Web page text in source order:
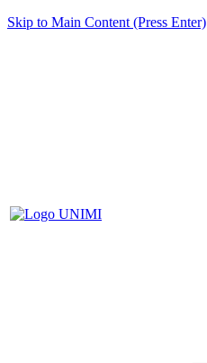
Skip to Main Content (Press Enter)